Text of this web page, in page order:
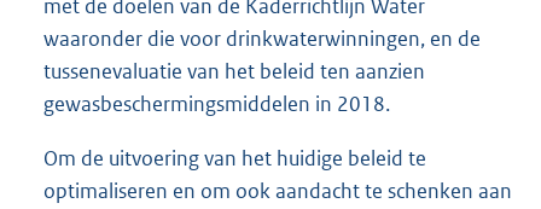
met de doelen van de Kaderrichtlijn Water
waaronder die voor drinkwaterwinningen, en de
tussenevaluatie van het beleid ten aanzien
gewasbeschermingsmiddelen in 2018.
Om de uitvoering van het huidige beleid te
optimaliseren en om ook aandacht te schenken aan